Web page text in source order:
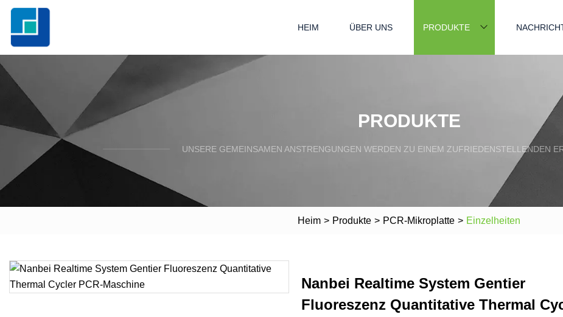
HEIM ÜBER UNS PRODUKTE
PRODUKTE
UNSERE GEMEINSAMEN ANSTRENGUNGEN WERDEN ZU EINEM ZUFRIEDENSTELLENDEN
Heim > Produkte > PCR-Mikroplatte > Einzelheiten
Nanbei Realtime System Gentier
Fluoreszenz Quantitative Thermal